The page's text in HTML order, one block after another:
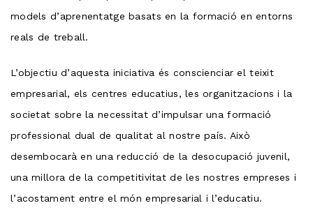
models d’aprenentatge basats en la formació en entorns
reals de treball.
L’objectiu d’aquesta iniciativa és conscienciar el teixit
empresarial, els centres educatius, les organitzacions i la
societat sobre la necessitat d’impulsar una formació
professional dual de qualitat al nostre país. Això
desembocarà en una reducció de la desocupació juvenil,
una millora de la competitivitat de les nostres empreses i
l’acostament entre el món empresarial i l’educatiu.